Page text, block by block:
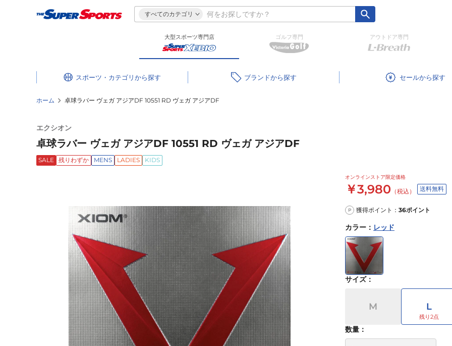
すべてのカテゴリ
大型スポーツ専門店 ゴルフ専門 アウトドア専門
スポーツ・カテゴリ ブランド セール
ホーム 卓球ラバー ヴェガ アジアDF 10551 RD ヴェガ アジアDF
エクシオン
卓球ラバー ヴェガ アジアDF 10551 RD ヴェガ アジアDF
SALE 残りわずか MENS LADIES KIDS
オンラインストア限定価格
￥3,980 （税込） 送料無料
P 獲得ポイント： 36ポイント
カラー ： レッド
サイズ：
M L
数量：